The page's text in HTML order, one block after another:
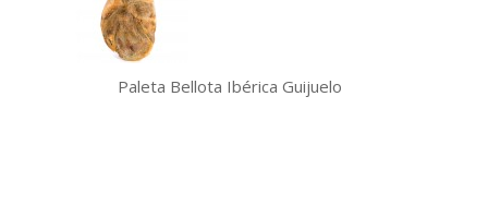
Paleta Bellota Ibérica Guijuelo